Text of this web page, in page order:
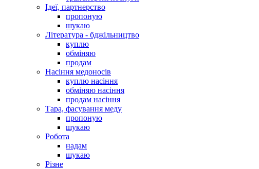
Ідеї, партнерство
пропоную
шукаю
Література - бджільництво
куплю
обміняю
продам
Насіння медоносів
куплю насіння
обміняю насіння
продам насіння
Тара, фасування меду
пропоную
шукаю
Робота
надам
шукаю
Різне